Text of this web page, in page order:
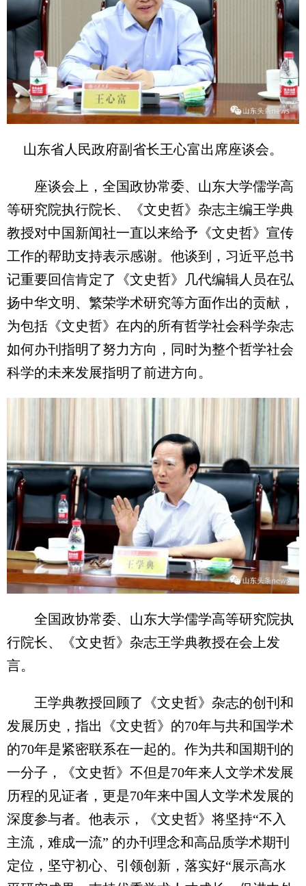
山东省人民政府副省长王心富出席座谈会。
座谈会上，全国政协常委、山东大学儒学高
等研究院执行院长、《文史哲》杂志主编王学典
教授对中国新闻社一直以来给予《文史哲》宣传
工作的帮助支持表示感谢。他谈到，习近平总书
记重要回信肯定了《文史哲》几代编辑人员在弘
扬中华文明、繁荣学术研究等方面作出的贡献，
为包括《文史哲》在内的所有哲学社会科学杂志
如何办刊指明了努力方向，同时为整个哲学社会
科学的未来发展指明了前进方向。
全国政协常委、山东大学儒学高等研究院执
行院长、《文史哲》杂志王学典教授在会上发
言。
王学典教授回顾了《文史哲》杂志的创刊和
发展历史，指出《文史哲》的70年与共和国学术
的70年是紧密联系在一起的。作为共和国期刊的
一分子，《文史哲》不但是70年来人文学术发展
历程的见证者，更是70年来中国人文学术发展的
深度参与者。他表示，《文史哲》将坚持“不入
主流，难成一流” 的办刊理念和高品质学术期刊
定位，坚守初心、引领创新，落实好“展示高水